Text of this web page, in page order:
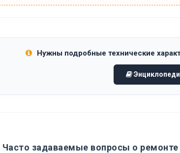
Нужны подробные технические
Часто задаваемые вопросы о ремонте